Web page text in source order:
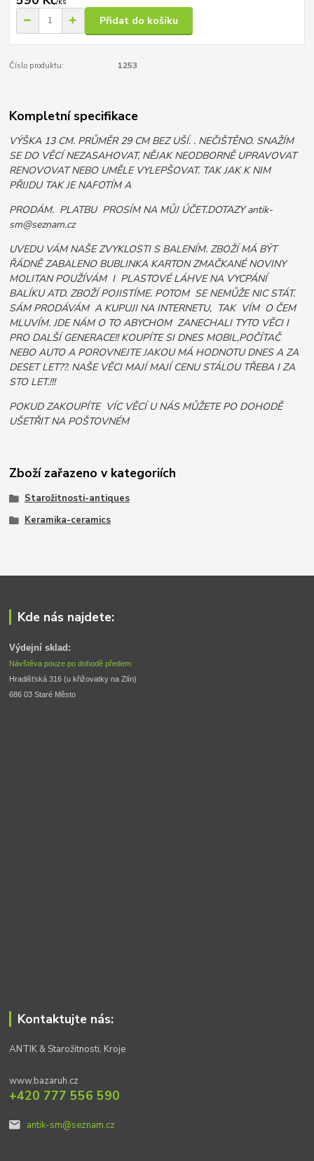
Přidat do košíku
Číslo produktu: 1253
Kompletní specifikace
VÝŠKA 13 CM. PRŮMĚR 29 CM BEZ UŠÍ. . NEČIŠTĚNO. SNAŽÍM
SE DO VĚCÍ NEZASAHOVAT, NĚJAK NEODBORNĚ UPRAVOVAT
RENOVOVAT NEBO UMĚLE VYLEPŠOVAT. TAK JAK K NIM
PŘIJDU TAK JE NAFOTÍM A
PRODÁM. PLATBU PROSÍM NA MŮJ ÚČET.DOTAZY antik-
sm@seznam.cz
UVEDU VÁM NAŠE ZVYKLOSTI S BALENÍM. ZBOŽÍ MÁ BÝT
ŘÁDNĚ ZABALENO BUBLINKA KARTON ZMAČKANÉ NOVINY
MOLITAN POUŽÍVÁM I PLASTOVÉ LÁHVE NA VYCPÁNÍ
BALÍKU ATD. ZBOŽÍ POJISTÍME. POTOM SE NEMŮŽE NIC STÁT.
SÁM PRODÁVÁM A KUPUJI NA INTERNETU, TAK VÍM O ČEM
MLUVÍM. JDE NÁM O TO ABYCHOM ZANECHALI TYTO VĚCI I
PRO DALŠÍ GENERACE!! KOUPÍTE SI DNES MOBIL,POČÍTAČ
NEBO AUTO A POROVNEJTE JAKOU MÁ HODNOTU DNES A ZA
DESET LET??. NAŠE VĚCI MAJÍ MAJÍ CENU STÁLOU TŘEBA I ZA
STO LET.!!!
POKUD ZAKOUPÍTE VÍC VĚCÍ U NÁS MŮŽETE PO DOHODĚ
UŠETŘIT NA POŠTOVNÉM
Zboží zařazeno v kategoriích
Starožitnosti-antiques
Keramika-ceramics
Kde nás najdete:
Výdejní sklad:
Návštěva pouze po dohodě předem
Hradišťská 316 (u křižovatky na Zlín)
686 03 Staré Město
Kontaktujte nás:
ANTIK & Starožitnosti, Kroje
www.bazaruh.cz
+420 777 556 590
antik-sm@seznam.cz